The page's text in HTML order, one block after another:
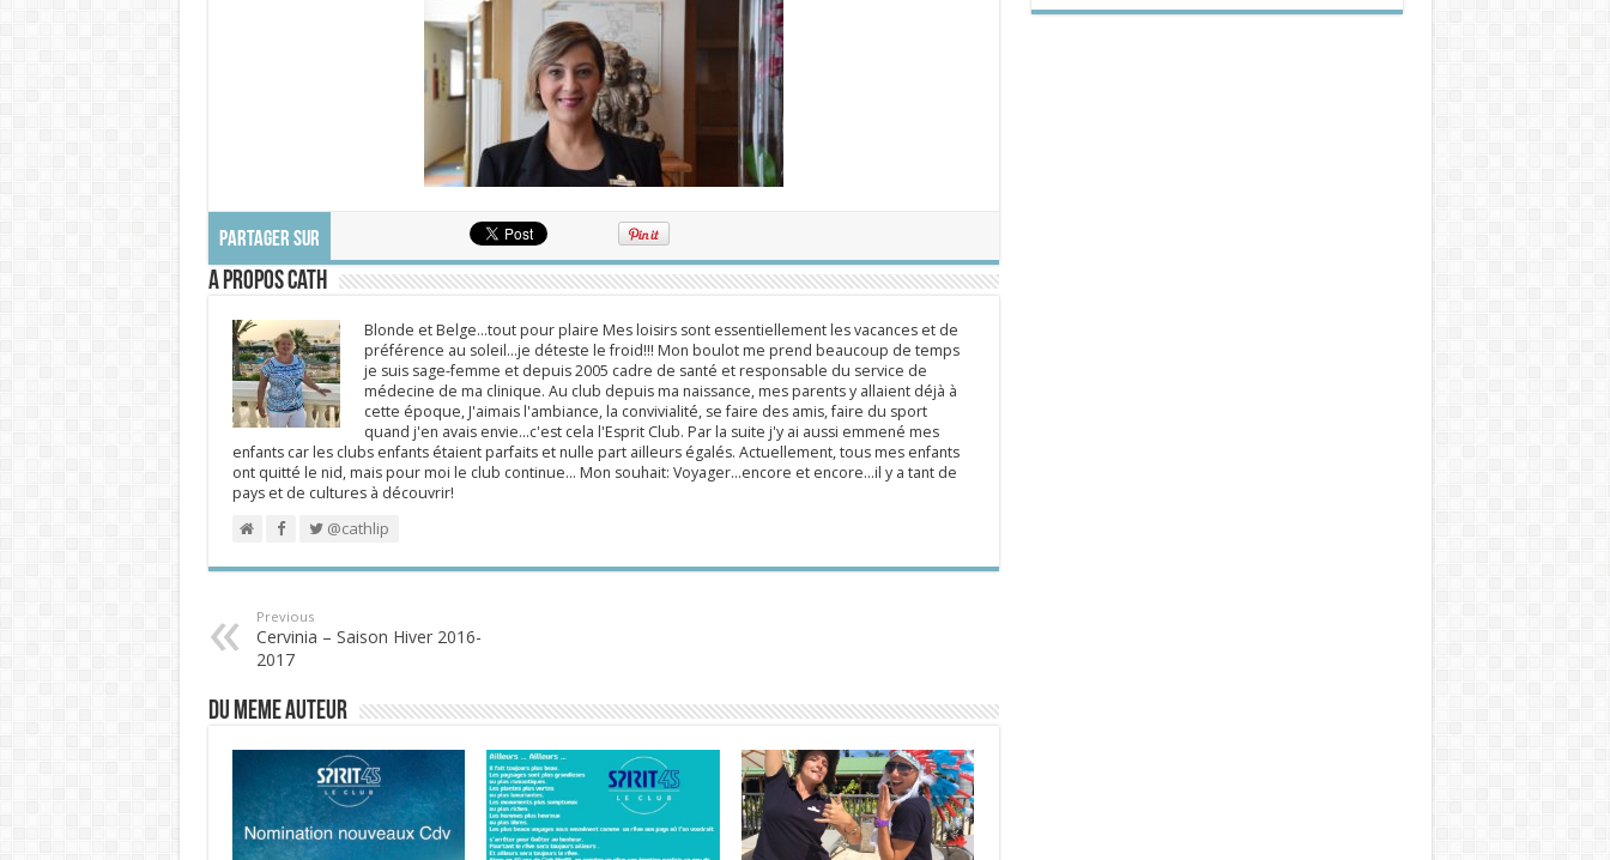
PARTAGER SUR
A propos Cath
Blonde et Belge...tout pour plaire Mes loisirs sont essentiellement les vacances et de
préférence au soleil...je déteste le froid!!! Mon boulot me prend beaucoup de temps
je suis sage-femme et depuis 2005 cadre de santé et responsable du service de
médecine de ma clinique. Au club depuis ma naissance, mes parents y allaient déjà à
cette époque, J'aimais l'ambiance, la convivialité, se faire des amis, faire du sport
quand j'en avais envie...c'est cela l'Esprit Club. Par la suite j'y ai aussi emmené mes
enfants car les clubs enfants étaient parfaits et nulle part ailleurs égalés. Actuellement, tous mes enfants
ont quitté le nid, mais pour moi le club continue... Mon souhait: Voyager...encore et encore...il y a tant de
pays et de cultures à découvrir!
@cathlip
Previous
Cervinia – Saison Hiver 2016-
2017
DU MEME AUTEUR